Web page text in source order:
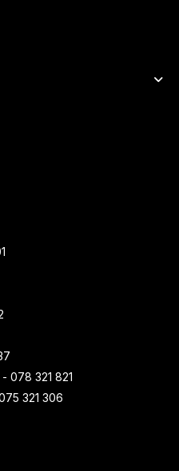
078 321 821
321 306